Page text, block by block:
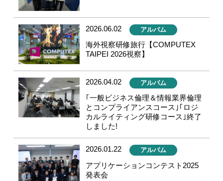
2026.06.02 アルバム
海外視察研修旅行【COMPUTEX
TAIPEI 2026視察】
2026.04.02 アルバム
｢一般ビジネス倫理＆情報業界倫理
とコンプライアンスコース｣｢ロジ
カルライティング研修コース｣終了
しました!
2026.01.22 アルバム
アプリケーションコンテスト2025
発表会